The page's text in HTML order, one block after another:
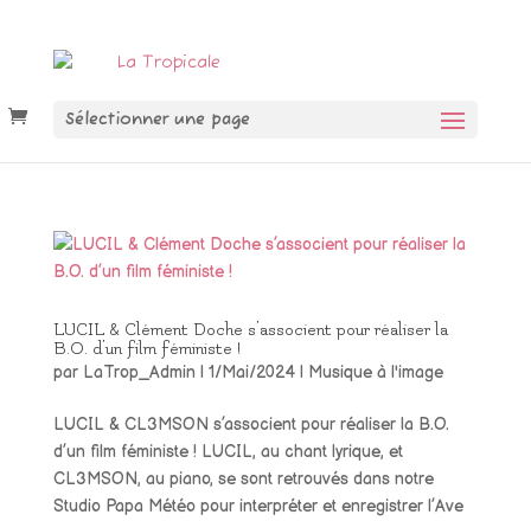
Sélectionner une page
LUCIL & Clément Doche s’associent pour réaliser la
B.O. d’un film féministe !
par LaTrop_Admin 1/Mai/2024| Musique à l'image
LUCIL & CL3MSON s’associent pour réaliser la B.O.
d’un film féministe ! LUCIL, au chant lyrique, et
CL3MSON, au piano, se sont retrouvés dans notre
Studio Papa Météo pour interpréter et enregistrer l’Ave